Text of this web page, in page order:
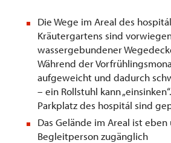
Die Wege im Areal des
Kräutergartens sind
wassergebundener
Während der
aufgeweicht und dadurch
– ein Rollstuhl kann
Parkplatz des hospitál sind
Das Gelände im Areal ist eben
Begleitperson zugänglich